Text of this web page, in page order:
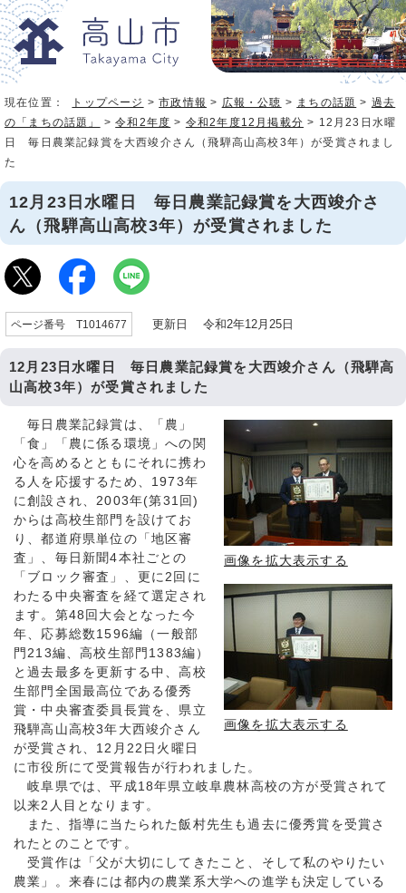
現在位置： トップページ >市政情報 > 広報・公聴 > まちの話題 > 過去
の「まちの話題」
>令和2年度 > 令和2年度12月掲載分 > 12月23日水曜
日 毎日農業記録賞を大西竣介さん（飛騨高山高校3年）が受賞されまし
た
12月23日水曜日 毎日農業記録賞を大西竣介さ
ん（飛騨高山高校3年）が受賞されました
ページ番号 T1014677 更新日 令和2年12月25日
12月23日水曜日 毎日農業記録賞を大西竣介さん（飛騨高
山高校3年）が受賞されました
画像を拡大表示する
画像を拡大表示する
毎日農業記録賞は、「農」
「食」「農に係る環境」への関
心を高めるとともにそれに携わ
る人を応援するため、1973年
に創設され、2003年(第31回)
からは高校生部門を設けてお
り、都道府県単位の「地区審
査」、毎日新聞4本社ごとの
「ブロック審査」、更に2回に
わたる中央審査を経て選定され
ます。第48回大会となった今
年、応募総数1596編（一般部
門213編、高校生部門1383編）
と過去最多を更新する中、高校
生部門全国最高位である優秀
賞・中央審査委員長賞を、県立
飛騨高山高校3年大西竣介さん
が受賞され、12月22日火曜日
に市役所にて受賞報告が行われました。
岐阜県では、平成18年県立岐阜農林高校の方が受賞されて
以来2人目となります。
また、指導に当たられた飯村先生も過去に優秀賞を受賞さ
れたとのことです。
受賞作は「父が大切にしてきたこと、そして私のやりたい
農業」。来春には都内の農業系大学への進学も決定している